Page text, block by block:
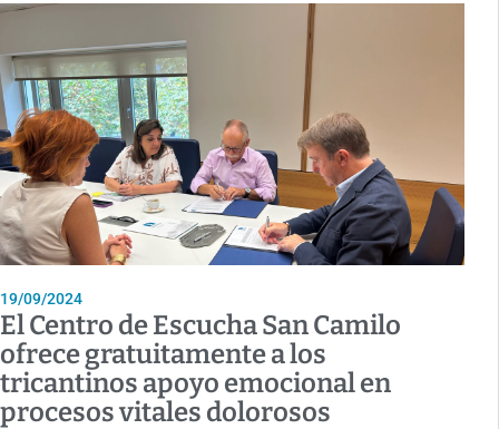
19/09/2024
El Centro de Escucha San Camilo
ofrece gratuitamente a los
tricantinos apoyo emocional en
procesos vitales dolorosos